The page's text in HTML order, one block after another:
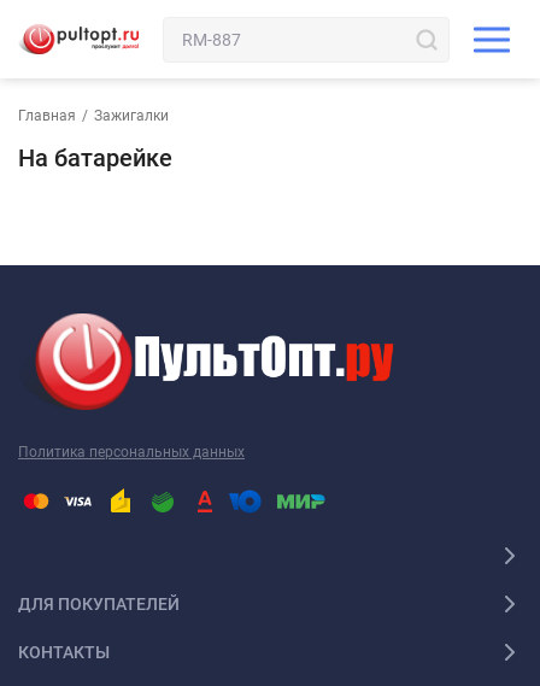
Главная / Зажигалки
На батарейке
Политика персональных данных
ДЛЯ ПОКУПАТЕЛЕЙ
КОНТАКТЫ